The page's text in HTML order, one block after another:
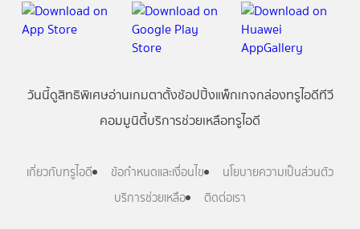
วันนี้ดูสิทธิพิเศษอ่านเกมตาตั้งช้อปปิ้งแพ็กเกจกล่องทรูไอดีทีวี
คอมมูนิตี้บริการช่วยเหลือทรูไอดี
เกี่ยวกับทรูไอดี ข้อกำหนดและเงื่อนไข
นโยบายความเป็นส่วนตัว
บริการช่วยเหลือ
ติดต่อเรา